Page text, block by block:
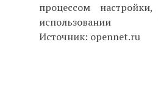
процессом
использовании
Источник: opennet.ru